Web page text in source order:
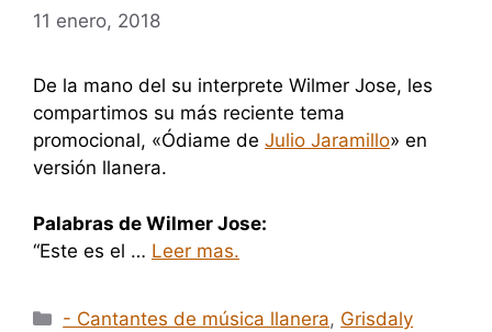
11 enero, 2018
De la mano del su interprete Wilmer Jose, les
compartimos su más reciente tema
promocional, «Ódiame de Julio Jaramillo» en
versión llanera.
Palabras de Wilmer Jose:
“Este es el … Leer mas.
Categorías
- Cantantes de música llanera, Grisdaly